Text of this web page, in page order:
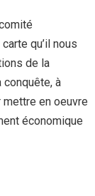
qu’il nous
de la
conquête, à
mettre en oeuvre
économique